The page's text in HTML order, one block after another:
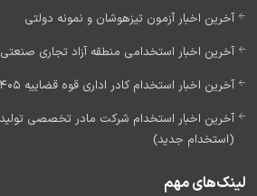
آخرین اخبار آزمون تیزهوشان و نمونه دولتی
آخرین اخبار استخدامی منطقه آزاد تجاری صنعتی 1405
آخرین اخبار استخدام کادر اداری قوه قضاییه 1405 (به زودی)
(استخدام جدید)
لینک‌های مهم